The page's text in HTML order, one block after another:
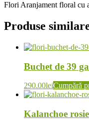
Flori Aranjament floral cu
Produse
Buchet de 39
290.00leiCumpără
Kalanchoe